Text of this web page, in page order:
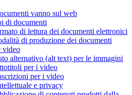
vanno sul web
di documenti
di lettura dei documenti elettronici
di produzione dei documenti
video
alternativo (alt text) per le immagini
per i video
per i video
e privacy